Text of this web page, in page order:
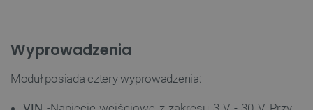
Wyprowadzenia
Moduł posiada cztery wyprowadzenia: